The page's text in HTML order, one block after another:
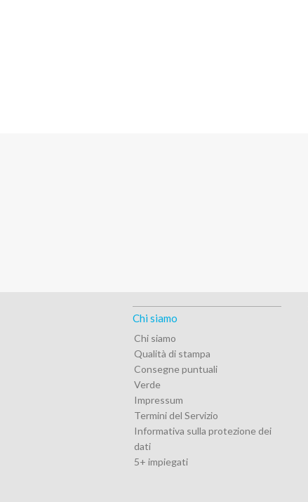
Chi siamo
Chi siamo
Qualità di stampa
Consegne puntuali
Verde
Impressum
Termini del Servizio
Informativa sulla protezione dei
dati
5+ impiegati